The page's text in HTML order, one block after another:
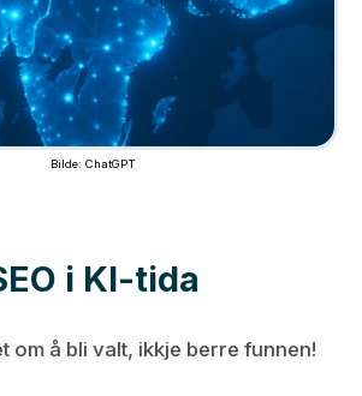
Bilde: ChatGPT
i KI-tida
om å bli valt, ikkje berre funnen!